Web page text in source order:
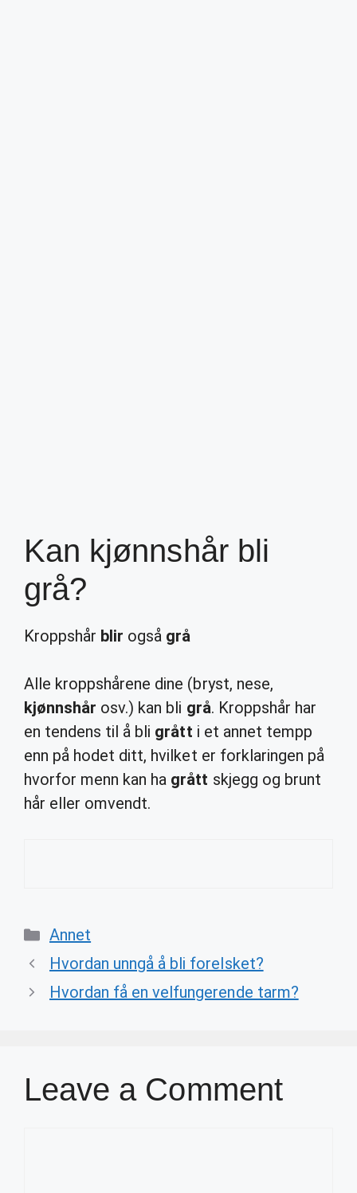
Kan kjønnshår bli
grå?
Kroppshår blir også grå
Alle kroppshårene dine (bryst, nese,
kjønnshår osv.) kan bli grå. Kroppshår har
en tendens til å bli grått i et annet tempp
enn på hodet ditt, hvilket er forklaringen på
hvorfor menn kan ha grått skjegg og brunt
hår eller omvendt.
Categories
Annet
Hvordan unngå å bli forelsket?
Hvordan få en velfungerende tarm?
Leave a Comment